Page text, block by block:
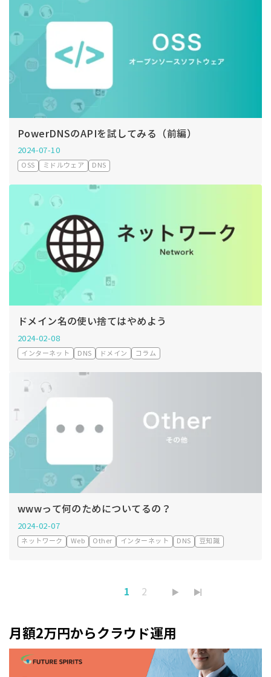
PowerDNSのAPIを試してみる（前編）
2024-07-10
OSS ミドルウェア DNS
ドメイン名の使い捨てはやめよう
2024-02-08
インターネット DNS ドメイン コラム
wwwって何のためについてるの？
2024-02-07
ネットワーク Web Other インターネット DNS 豆知識
1 2
月額2万円からクラウド運用